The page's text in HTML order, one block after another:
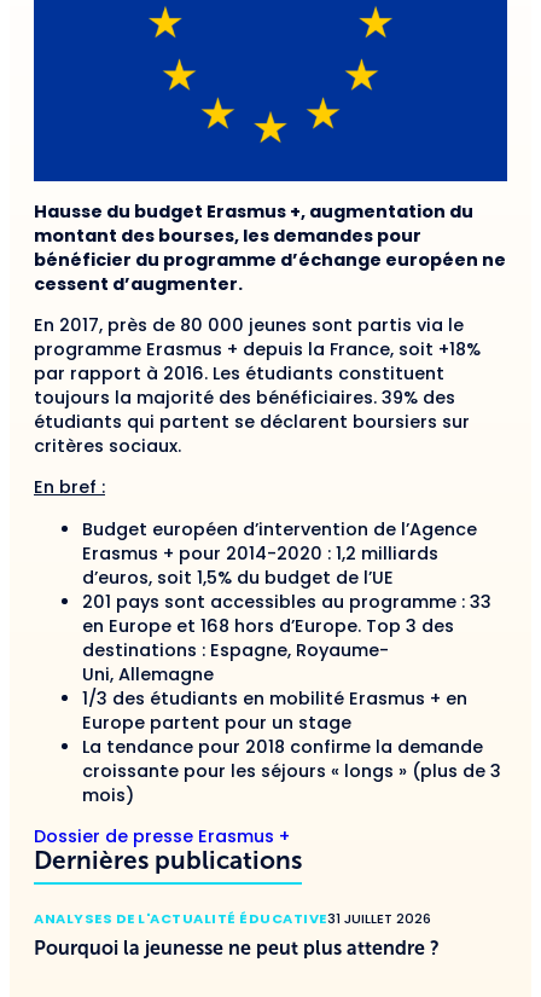
Hausse du budget Erasmus +, augmentation du
montant des bourses, les demandes pour
bénéficier du programme d’échange européen ne
cessent d’augmenter.
En 2017, près de 80 000 jeunes sont partis via le
programme Erasmus + depuis la France, soit +18%
par rapport à 2016. Les étudiants constituent
toujours la majorité des bénéficiaires. 39% des
étudiants qui partent se déclarent boursiers sur
critères sociaux.
En bref :
Budget européen d’intervention de l’Agence
Erasmus + pour 2014-2020 : 1,2 milliards
d’euros, soit 1,5% du budget de l’UE
201 pays sont accessibles au programme : 33
en Europe et 168 hors d’Europe. Top 3 des
destinations : Espagne, Royaume-
Uni, Allemagne
1/3 des étudiants en mobilité Erasmus + en
Europe partent pour un stage
La tendance pour 2018 confirme la demande
croissante pour les séjours « longs » (plus de 3
mois)
Dossier de presse Erasmus +
Dernières publications
ANALYSES DE L'ACTUALITÉ ÉDUCATIVE31 JUILLET 2026
Pourquoi la jeunesse ne peut plus attendre ?